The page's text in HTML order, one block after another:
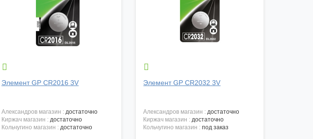

Элемент GP CR2016 3V
александров магазин : достаточно
киржач магазин : достаточно
кольчугино магазин : достаточно

Элемент GP CR2032 3V
александров магазин :достаточно
киржач магазин :достаточно
кольчугино магазин :под заказ